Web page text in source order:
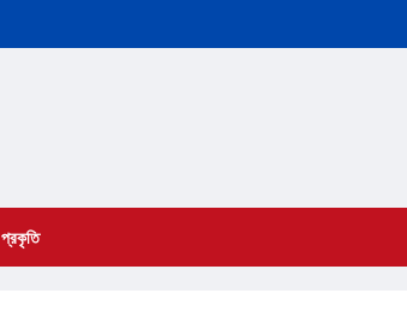
প্রকৃতি